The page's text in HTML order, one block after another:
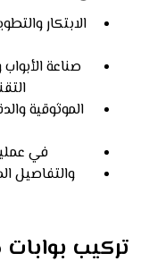
الابتكار
صناعة
الموثوقية
في
والتفاصيل
تركيب